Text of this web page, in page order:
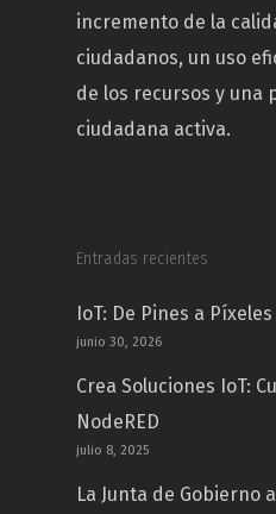
incremento de la
ciudadanos, un uso
de los recursos y una
ciudadana activa.
Entradas recientes
IoT: De Pines a Píxeles
junio 30, 2026
Crea Soluciones IoT:
NodeRED
julio 8, 2025
La Junta de Gobierno